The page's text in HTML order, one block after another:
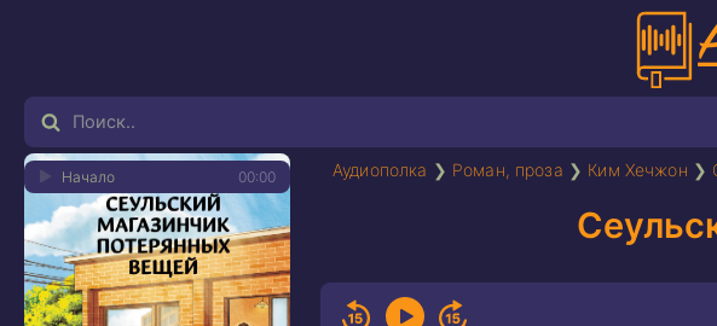
Аудиополка ❯ Роман, проза ❯ Ким Хечжон ❯
00:00
Начало